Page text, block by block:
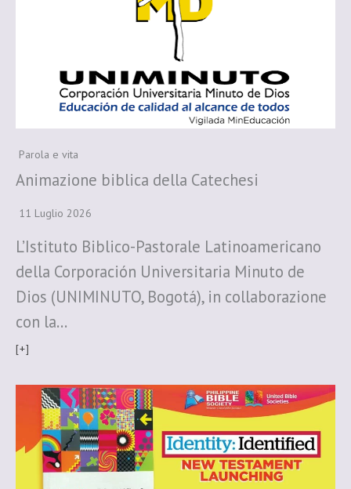
Parola e vita
Animazione biblica della Catechesi
11 Luglio 2026
L’Istituto Biblico-Pastorale Latinoamericano
della Corporación Universitaria Minuto de
Dios (UNIMINUTO, Bogotá), in collaborazione
con la…
[+]